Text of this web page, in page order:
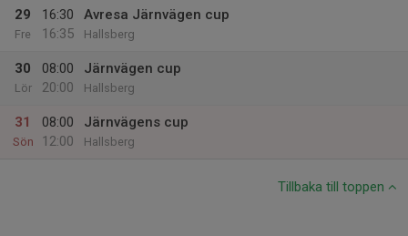
29
Fre
16:30
16:35
Avresa Järnvägen cup
Hallsberg
30
Lör
08:00
20:00
Järnvägen cup
Hallsberg
31
Sön
08:00
12:00
Järnvägens cup
Hallsberg
Tillbaka till toppen